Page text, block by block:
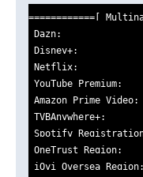
============[
Dazn:
Disney+:
Netflix:
YouTube
Amazon Prime
TVBAnywhere+:
Spotify
OneTrust
iQyi Oversea